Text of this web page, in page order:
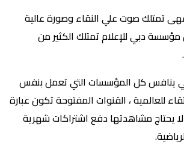
تمتلك صوت علي النقاء وصورة عالية
دبي للإعلام تمتلك الكثير من
ينافس كل المؤسسات التي تعمل بنفس
للعالمية ، القنوات المفتوحة تكون عبارة
يحتاج مشاهدتها دفع اشتراكات شهرية